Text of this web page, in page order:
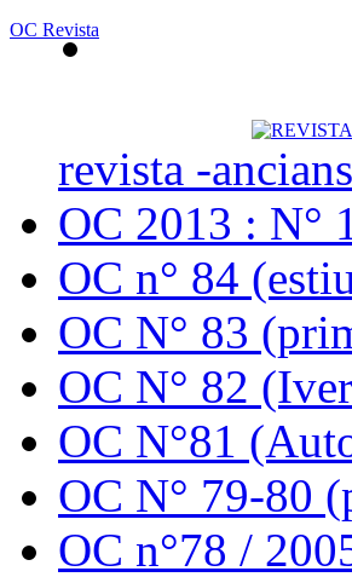
OC Revista
revista -
OC 2013 : N°
OC n° 84
OC N° 83
OC N° 82
OC N°81
OC N° 79-80
OC n°78 /